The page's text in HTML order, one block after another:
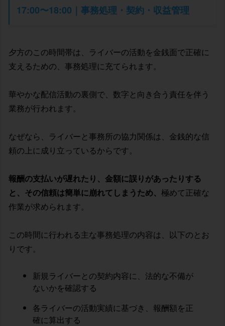
17:00〜18:00｜事務処理・契約・収益管理
夕方のこの時間帯は、ライバーの活動を金銭面で正確に
支えるための、事務処理に充てられます。
華やかな配信活動の裏側で、数字と向き合う責任を伴う
業務が行われます。
なぜなら、ライバーと事務所の協力関係は、金銭的な信
頼の上に成り立っているからです。
報酬の支払いが遅れたり、金額に誤りがあったりする
と、その信頼は簡単に崩れてしまうため、 極めて正確な
作業が求められます。
この時間に行われる主な事務処理の内容は、以下のとお
りです。
新規ライバーとの契約内容に、法的な不備が
ないかを確認する
各ライバーの活動実績に基づき、報酬額を正
確に算出する